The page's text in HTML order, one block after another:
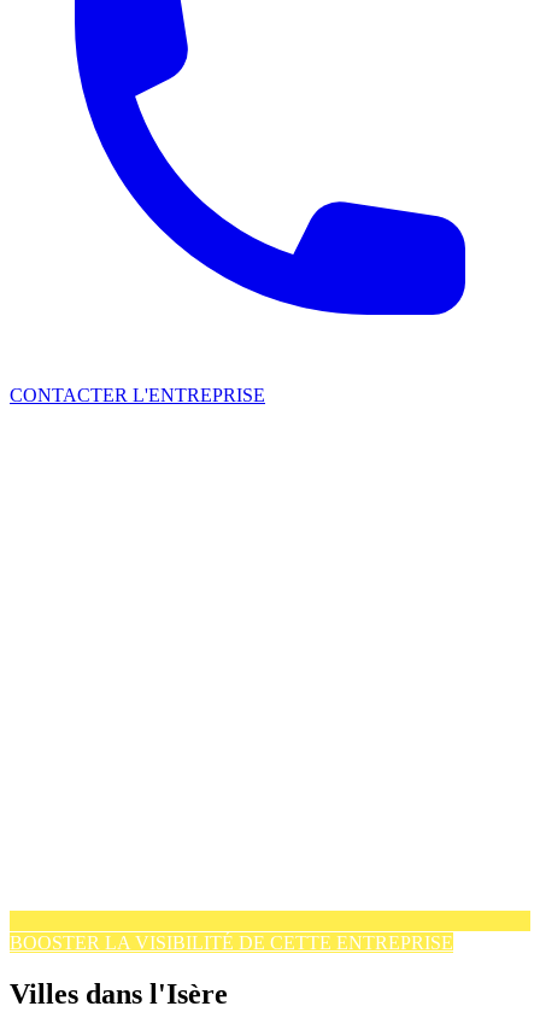
CONTACTER L'ENTREPRISE
BOOSTER LA VISIBILITÉ DE CETTE ENTREPRISE
Villes dans l'Isère